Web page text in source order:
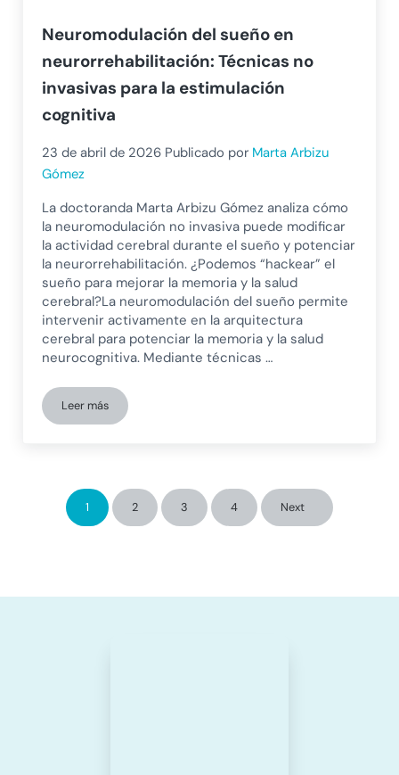
Neuromodulación del sueño en
neurorrehabilitación: Técnicas no
invasivas para la estimulación
cognitiva
23 de abril de 2026 Publicado por Marta Arbizu
Gómez
La doctoranda Marta Arbizu Gómez analiza cómo
la neuromodulación no invasiva puede modificar
la actividad cerebral durante el sueño y potenciar
la neurorrehabilitación. ¿Podemos “hackear” el
sueño para mejorar la memoria y la salud
cerebral?La neuromodulación del sueño permite
intervenir activamente en la arquitectura
cerebral para potenciar la memoria y la salud
neurocognitiva. Mediante técnicas …
Leer másNeuromodulación del sueño en neurorrehabilitación:
Página
1 Página
2 Página
3 Página
4 Next